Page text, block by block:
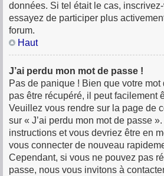
données. Si tel était le cas,
essayez de participer plus
forum.
Haut
J’ai perdu mon mot de passe !
Pas de panique ! Bien que votre
pas être récupéré, il peut facilement
Veuillez vous rendre sur la page de
sur « J’ai perdu mon mot de passe
instructions et vous devriez être en
vous connecter de nouveau
Cependant, si vous ne pouvez pas
passe, nous vous invitons à